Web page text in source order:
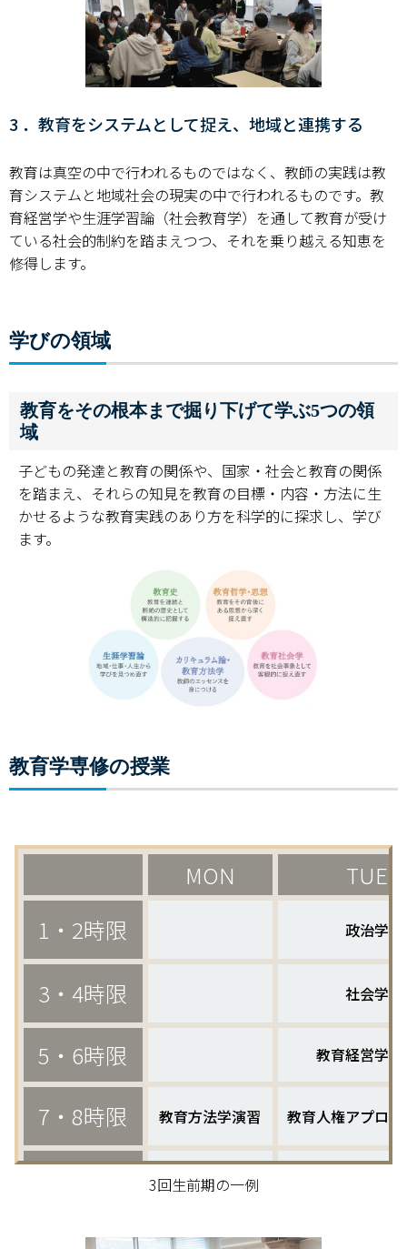
キャンパスマップ
サイトポリシー
サイトマップ
交通アクセス
同窓会
後援会
附属学校園
3 ．教育をシステムとして捉え、地域と連携する
教育は真空の中で行われるものではなく、教師の実践は教
育システムと地域社会の現実の中で行われるものです。教
育経営学や生涯学習論（社会教育学）を通して教育が受け
ている社会的制約を踏まえつつ、それを乗り越える知恵を
修得します。
学びの領域
教育をその根本まで掘り下げて学ぶ5つの領
域
子どもの発達と教育の関係や、国家・社会と教育の関係
を踏まえ、それらの知見を教育の目標・内容・方法に生
かせるような教育実践のあり方を科学的に探求し、学び
ます。
教育学専修の授業
MON
TUE
1・2時限
政治学
3・4時限 社会学
5・6時限 教育経営学演
7・8時限 教育方法学演習 教育人権アプロ
中等教科教育法I
3回生前期の一例